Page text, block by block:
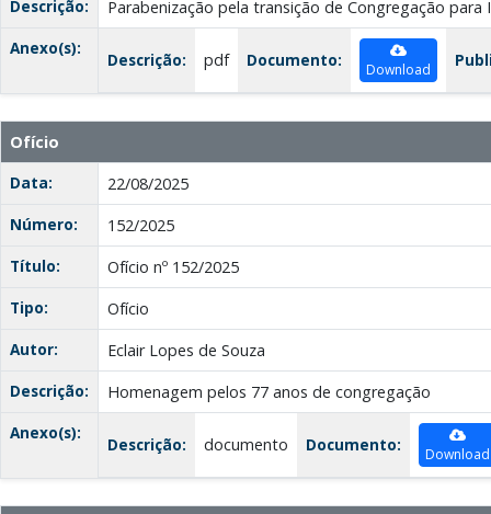
Descrição:
Parabenização pela transição de Congregação para
Anexo(s):
Descrição: pdf Documento: Download
Ofício
Data:
22/08/2025
Número:
152/2025
Título:
Ofício nº 152/2025
Tipo:
Ofício
Autor:
Eclair Lopes de Souza
Descrição:
Homenagem pelos 77 anos de congregação
Anexo(s):
Descrição: documento Documento: Download